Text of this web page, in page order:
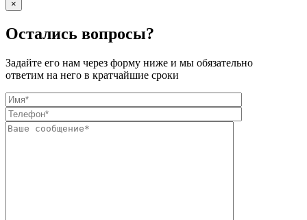
×
Остались вопросы?
Задайте его нам через форму ниже и мы обязательно
ответим на него в кратчайшие сроки